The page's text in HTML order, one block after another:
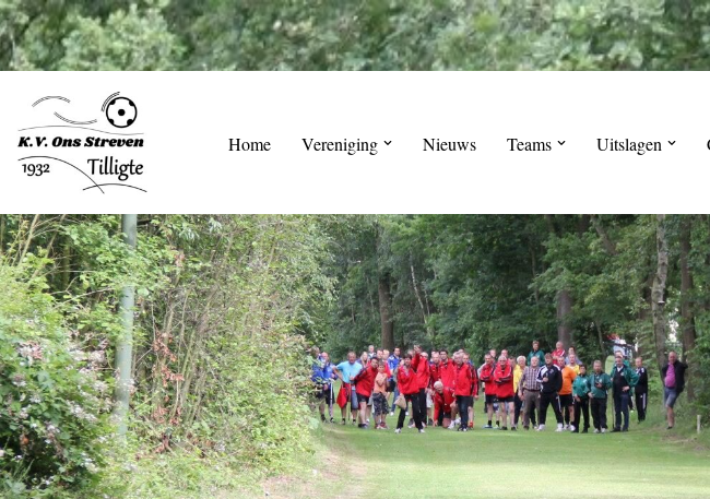
Skip
content
Home Vereniging Nieuws Teams Uitslagen